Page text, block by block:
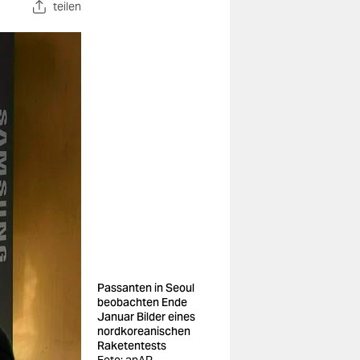
teilen
Passanten in Seoul
beobachten Ende
Januar Bilder eines
nordkoreanischen
Raketentests